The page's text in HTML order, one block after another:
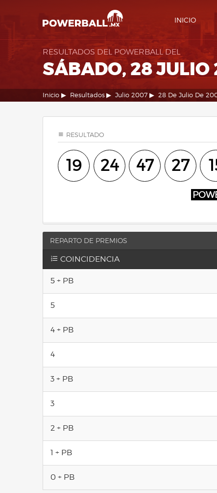
INICIO
RESULTADOS DEL POWERBALL DEL
SÁBADO, 28
Inicio Resultados Julio 2007 28 De Julio De
RESULTADO
19 24 47 27
REPARTO DE PREMIOS
COINCIDENCIA
5 + PB
5
4 + PB
4
3 + PB
3
2 + PB
1 + PB
0 + PB